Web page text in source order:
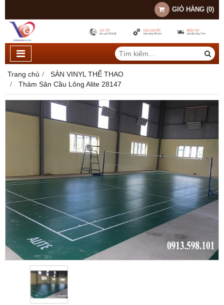
GIỎ HÀNG (0)
Trang chủ
SÀN VINYL THỂ THAO
Thảm Sân Cầu Lông Alite 28147